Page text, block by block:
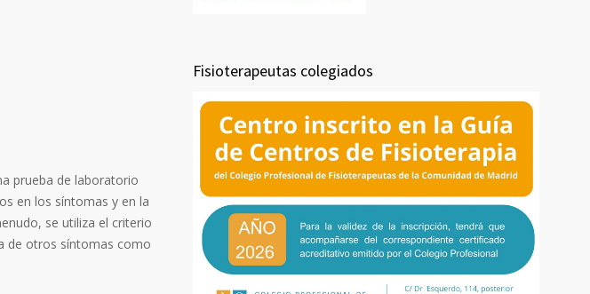
prueba de laboratorio
en los síntomas y en la
se utiliza el criterio
de otros síntomas como
Fisioterapeutas colegiados